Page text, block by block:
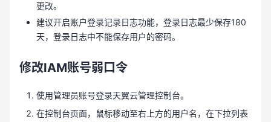
更改。
建议开启账户登录记录日志功能，登录日志最少保存180
天，登录日志中不能保存用户的密码。
修改IAM账号弱口令
使用管理员账号登录天翼云管理控制台。
在控制台页面，鼠标移动至右上方的用户名，在下拉列表